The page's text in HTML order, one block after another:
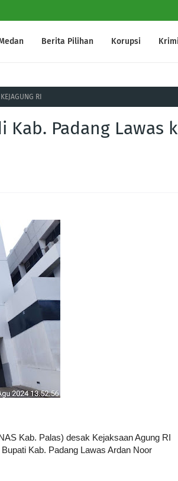
Berita Pilihan Korupsi
RI
Kab. Padang Lawas
Kab. Palas) desak Kejaksaan Agung RI
Kab. Padang Lawas Ardan Noor